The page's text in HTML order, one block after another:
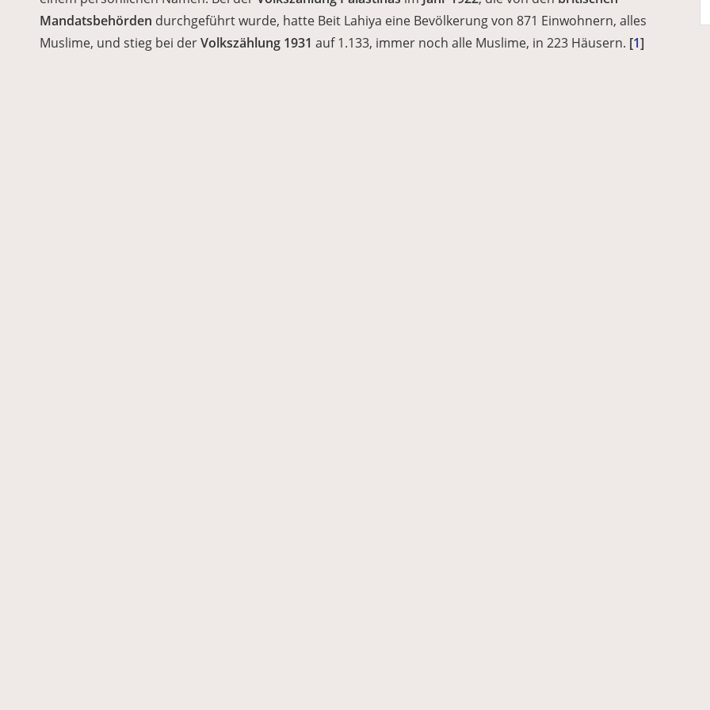
Mandatsbehörden durchgeführt wurde, hatte Beit Lahiya eine Bevölkerung von 871 Einwohnern, alles
Muslime, und stieg bei derVolkszählung 1931 auf 1.133, immer noch alle Muslime, in 223 Häusern. [1]